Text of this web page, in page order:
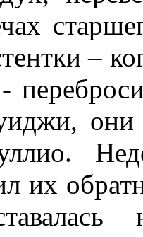
–
они
их